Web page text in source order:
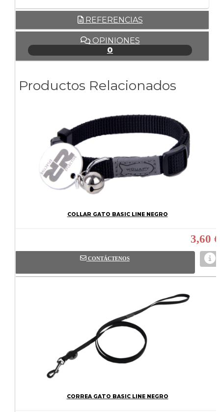
REFERENCIAS
OPINIONES
0
Productos Relacionados
COLLAR GATO BASIC LINE NEGRO
3,60 €
CONTÁCTENOS
CORREA GATO BASIC LINE NEGRO